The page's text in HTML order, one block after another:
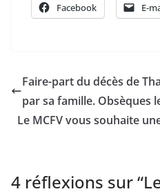
Facebook E-
Faire-part du décès de
par sa famille. Obsèques
Le MCFV vous souhaite
4 réflexions sur “